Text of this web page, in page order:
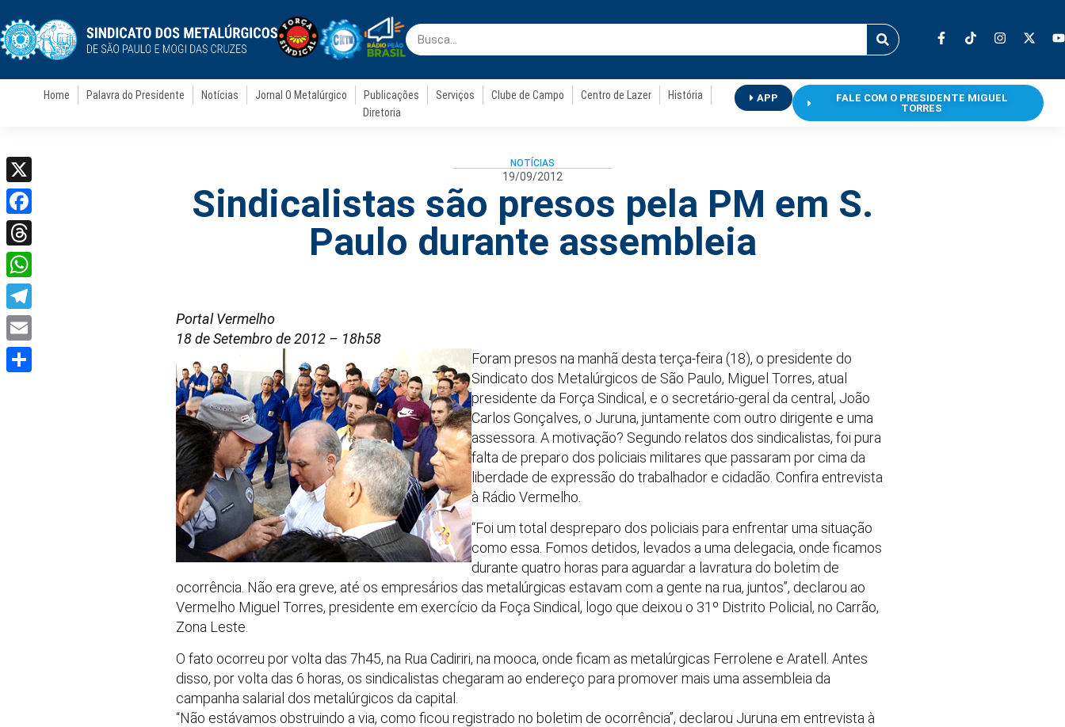
Home Palavra do Presidente Notícias Jornal O Metalúrgico Publicações Serviços Clube de Campo Centro de Lazer
História
Diretoria
APP
FALE COM O PRESIDENTE MIGUEL
TORRES
NOTÍCIAS
19/09/2012
Sindicalistas são presos pela PM em S.
Paulo durante assembleia
Portal Vermelho
18 de Setembro de 2012 – 18h58
Foram presos na manhã desta terça-feira (18), o presidente do
Sindicato dos Metalúrgicos de São Paulo, Miguel Torres, atual
presidente da Força Sindical, e o secretário-geral da central, João
Carlos Gonçalves, o Juruna, juntamente com outro dirigente e uma
assessora. A motivação? Segundo relatos dos sindicalistas, foi pura
falta de preparo dos policiais militares que passaram por cima da
liberdade de expressão do trabalhador e cidadão. Confira entrevista
à Rádio Vermelho.
“Foi um total despreparo dos policiais para enfrentar uma situação
como essa. Fomos detidos, levados a uma delegacia, onde ficamos
durante quatro horas para aguardar a lavratura do boletim de
ocorrência. Não era greve, até os empresários das metalúrgicas estavam com a gente na rua, juntos”, declarou ao
Vermelho Miguel Torres, presidente em exercício da Foça Sindical, logo que deixou o 31º Distrito Policial, no Carrão,
Zona Leste.
O fato ocorreu por volta das 7h45, na Rua Cadiriri, na mooca, onde ficam as metalúrgicas Ferrolene e Aratell. Antes
disso, por volta das 6 horas, os sindicalistas chegaram ao endereço para promover mais uma assembleia da
campanha salarial dos metalúrgicos da capital.
“Não estávamos obstruindo a via, como ficou registrado no boletim de ocorrência”, declarou Juruna em entrevista à
X
Facebook
Threads
WhatsApp
Telegram
Email